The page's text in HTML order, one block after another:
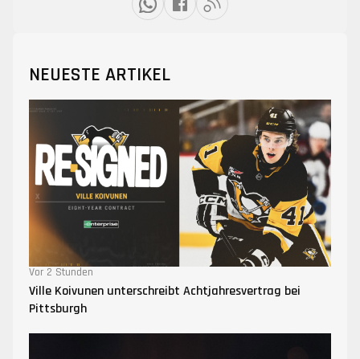
NEUESTE ARTIKEL
Vor 2 Stunden
Ville Koivunen unterschreibt Achtjahresvertrag bei
Pittsburgh